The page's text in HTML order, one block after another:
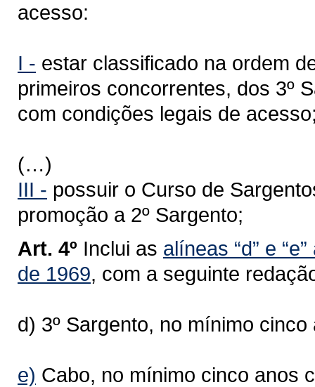
acesso:
I - estar classificado na ordem
primeiros concorrentes, dos 3º
com condições legais de
(…)
III - possuir o Curso de
promoção a 2º Sargento;
Art. 4º Inclui as alíneas “d” e
de 1969, com a seguinte
d) 3º Sargento, no mínimo
e) Cabo, no mínimo cinco anos